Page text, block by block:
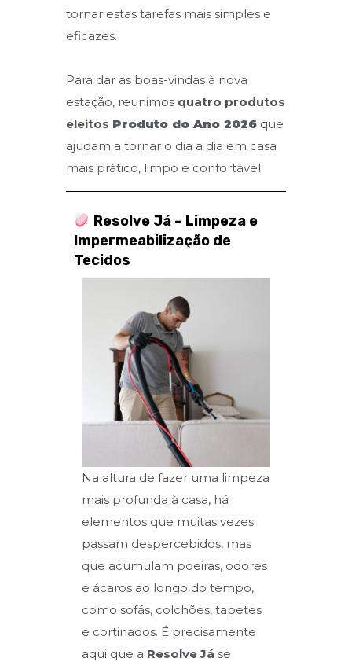
tornar estas tarefas mais simples e
eficazes.
Para dar as boas-vindas à nova
estação, reunimos quatro produtos
eleitos Produto do Ano 2026 que
ajudam a tornar o dia a dia em casa
mais prático, limpo e confortável.
Resolve Já – Limpeza e
Impermeabilização de
Tecidos
Na altura de fazer uma limpeza
mais profunda à casa, há
elementos que muitas vezes
passam despercebidos, mas
que acumulam poeiras, odores
e ácaros ao longo do tempo,
como sofás, colchões, tapetes
e cortinados. É precisamente
aqui que a Resolve Já se